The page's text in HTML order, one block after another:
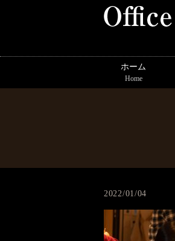
ホーム
Home
2022/01/04